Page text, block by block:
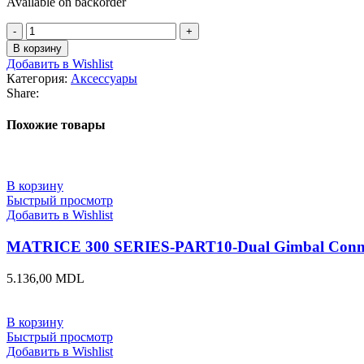
Количество
D-
RTK
2
High
Precision
Mobile
В корзину
Добавить в Wishlist
Категория: Аксессуары
Share:
Похожие товары
В корзину
Быстрый просмотр
Добавить в Wishlist
MATRICE 300 SERIES-PART10-Dual Gimbal
5.136,00 MDL
В корзину
Быстрый просмотр
Добавить в Wishlist